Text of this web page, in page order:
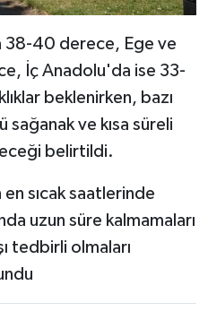
38-40 derece, Ege ve
İç Anadolu'da ise 33-
beklenirken, bazı
ve kısa süreli
belirtildi.
sıcak saatlerinde
uzun süre kalmamaları
tedbirli olmaları